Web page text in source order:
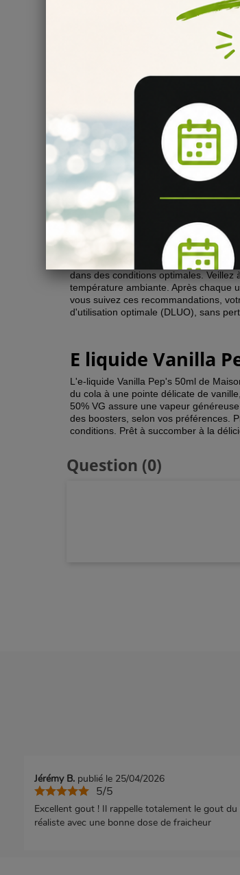
Personnalisez
Le e-liquide Vanilla Pep's est
votre expérience de vape et ajuster
inclus). Voici quelques indications pour
Si vous souhaitez obtenir un e-
Pep's 50ml pour obtenir un total de
Si vous préférez un dosage plus
Gorilla de 120ml contenant le e-
Il est important de noter qu'il est
pas diluer excessivement les arômes.
Conservation
50 ml
Afin de préserver toute la richesse
dans des conditions optimales. Veillez
température ambiante. Après chaque
vous suivez ces recommandations,
d'utilisation optimale (DLUO), sans
E liquide Vanilla
L'e-liquide Vanilla Pep's 50ml de
du cola à une pointe délicate de
50% VG assure une vapeur
des boosters, selon vos préférences.
conditions. Prêt à succomber à la
Question (0)
Jérémy B. publié le 25/04/2026
5/5
Excellent gout ! Il rappelle totalement le gout
réaliste avec une bonne dose de fraicheur